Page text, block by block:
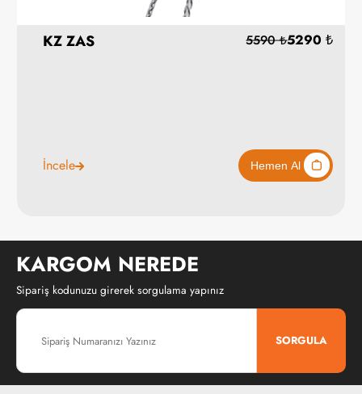
KZ ZAS
İncele
KARGOM NEREDE
Sipariş kodunuzu girerek sorgulama yapınız
SORGULA